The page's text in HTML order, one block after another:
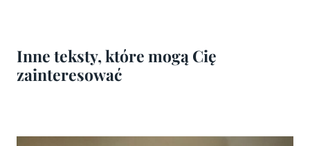
Inne teksty, które mogą Cię
zainteresować